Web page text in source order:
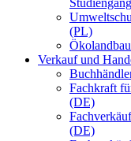
(PL)
Verkauf und
Fachkraft
(DE)
(DE)